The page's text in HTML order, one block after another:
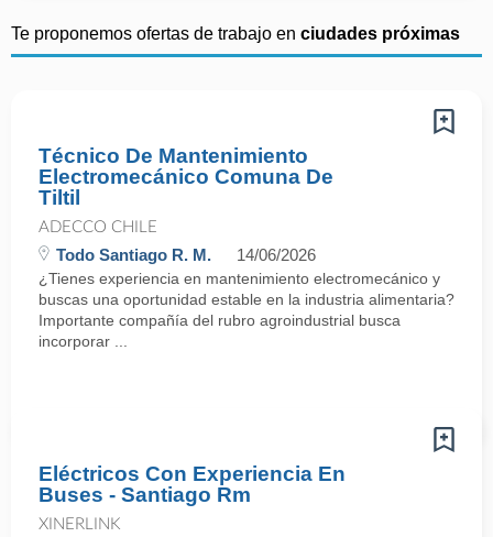
Te proponemos ofertas de trabajo en ciudades próximas
Técnico De Mantenimiento
Electromecánico Comuna De
Tiltil
ADECCO CHILE
Todo Santiago R. M. 14/06/2026
¿Tienes experiencia en mantenimiento electromecánico y
buscas una oportunidad estable en la industria alimentaria?
Importante compañía del rubro agroindustrial busca
incorporar ...
Eléctricos Con Experiencia En
Buses - Santiago Rm
XINERLINK